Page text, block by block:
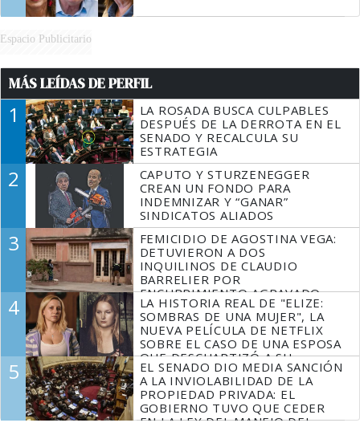
Espacio Publicitario
MÁS LEÍDAS DE PERFIL
1
LA ROSADA BUSCA CULPABLES
DESPUÉS DE LA DERROTA EN EL
SENADO Y RECALCULA SU
ESTRATEGIA
2
CAPUTO Y STURZENEGGER
CREAN UN FONDO PARA
INDEMNIZAR Y “GANAR”
SINDICATOS ALIADOS
3
FEMICIDIO DE AGOSTINA VEGA:
DETUVIERON A DOS
INQUILINOS DE CLAUDIO
BARRELIER POR
ENCUBRIMIENTO AGRAVADO
4
LA HISTORIA REAL DE "ELIZE:
SOMBRAS DE UNA MUJER", LA
NUEVA PELÍCULA DE NETFLIX
SOBRE EL CASO DE UNA ESPOSA
QUE DESCUARTIZÓ A SU
MARIDO
5
EL SENADO DIO MEDIA SANCIÓN
A LA INVIOLABILIDAD DE LA
PROPIEDAD PRIVADA: EL
GOBIERNO TUVO QUE CEDER
EN LA LEY DEL MANEJO DEL